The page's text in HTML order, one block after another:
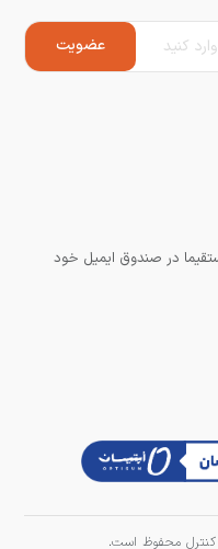
در صندوق ایمیل خود
کنترل محفوظ است.